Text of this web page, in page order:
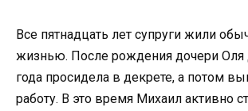
Все пятнадцать лет супруги жили
жизнью. После рождения дочери Оля
года просидела в декрете, а потом
работу. В это время Михаил активно